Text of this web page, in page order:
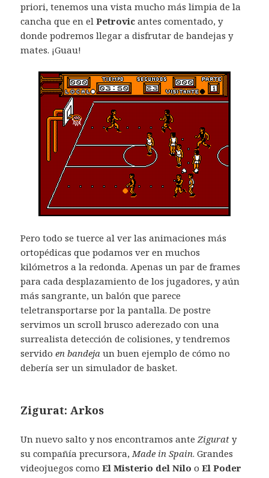
priori, tenemos una vista mucho más limpia de la
cancha que en elPetrovic antes comentado, y
donde podremos llegar a disfrutar de bandejas y
mates. ¡Guau!
Pero todo se tuerce al ver las animaciones más
ortopédicas que podamos ver en muchos
kilómetros a la redonda. Apenas un par de frames
para cada desplazamiento de los jugadores, y aún
más sangrante, un balón que parece
teletransportarse por la pantalla. De postre
servimos un scroll brusco aderezado con una
surrealista detección de colisiones, y tendremos
servidoen bandeja un buen ejemplo de cómo no
debería ser un simulador de basket.
Zigurat: Arkos
Un nuevo salto y nos encontramos anteZigurat y
su compañía precursora,Made in Spain. Grandes
videojuegos comoEl Misterio del Nilo oEl Poder